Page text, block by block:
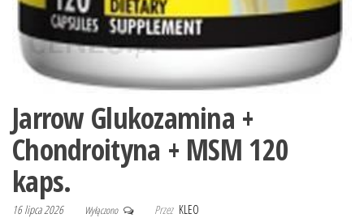
Jarrow Glukozamina +
Chondroityna + MSM 120
kaps.
16 lipca 2026 Wyłączono Przez KLEO